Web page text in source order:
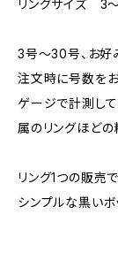
リングサイズ 3
3号〜30号、お好
注文時に号数をお
ゲージで計測し
属のリングほどの
リング1つの販売で
シンプルな黒いボ